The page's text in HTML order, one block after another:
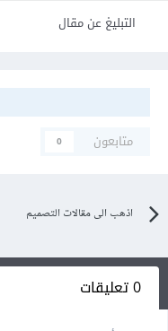
التبليغ عن مقال
متابعون
0
اذهب الى مقالات التصميم
0 تعليقات